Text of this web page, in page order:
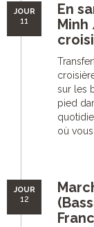
JOUR
11
En
Minh
sur les
pied
où vous
JOUR
12